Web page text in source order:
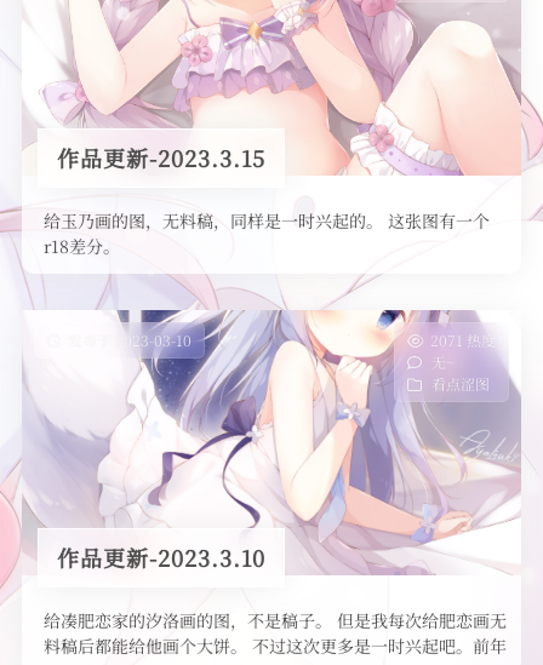
作品更新-2023.3.15
给玉乃画的图，无料稿，同样是一时兴起的。 这张图有一个
r18差分。
发布于 2023-03-10
2071 热度
无~
看点涩图
作品更新-2023.3.10
给凑肥恋家的汐洛画的图，不是稿子。 但是我每次给肥恋画无
料稿后都能给他画个大饼。 不过这次更多是一时兴起吧。前年